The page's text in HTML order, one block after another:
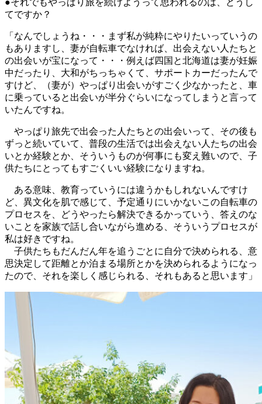
●それでもやっぱり旅を続けようって思われるのは、どうし
てですか？
「なんでしょうね・・・まず私が純粋にやりたいっていうの
もありますし、妻が自転車でなければ、出会えない人たちと
の出会いが宝になって・・・例えば四国と北海道は妻が妊娠
中だったり、大和がちっちゃくて、サポートカーだったんで
すけど、（妻が）やっぱり出会いがすごく少なかったと、車
に乗っていると出会いが半分ぐらいになってしまうと言って
いたんですね。
やっぱり旅先で出会った人たちとの出会いって、その後も
ずっと続いていて、普段の生活では出会えない人たちの出会
いとか経験とか、そういうものが何事にも変え難いので、子
供たちにとってもすごくいい経験になりますね。
ある意味、教育っていうには違うかもしれないんですけ
ど、異文化を肌で感じて、予定通りにいかないこの自転車の
プロセスを、どうやったら解決できるかっていう、答えのな
いことを家族で話し合いながら進める、そういうプロセスが
私は好きですね。
子供たちもだんだん年を追うごとに自分で決められる、意
思決定して距離とか泊まる場所とかを決められるようになっ
たので、それを楽しく感じられる、それもあると思います」